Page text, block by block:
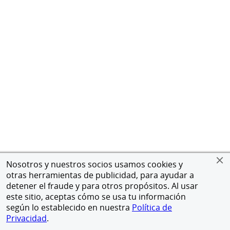
Nosotros y nuestros socios usamos cookies y
otras herramientas de publicidad, para ayudar a
detener el fraude y para otros propósitos. Al usar
este sitio, aceptas cómo se usa tu información
según lo establecido en nuestra Política de
Privacidad.